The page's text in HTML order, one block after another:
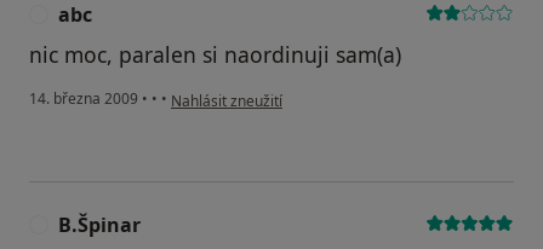
abc
nic moc, paralen si naordinuji sam(a)
14. března 2009 • • • podle názoru uživatele abc
Nahlásit zneužití
B.Špinar